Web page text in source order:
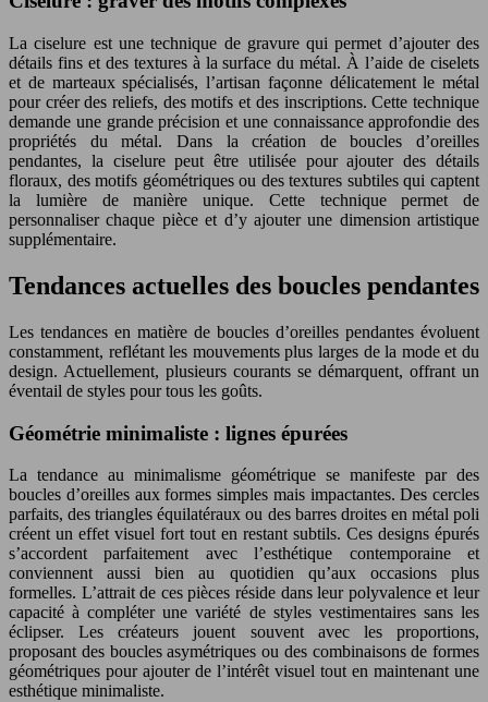
La ciselure est une technique de gravure qui permet d’ajouter des
détails fins et des textures à la surface du métal. À l’aide de ciselets
et de marteaux spécialisés, l’artisan façonne délicatement le métal
pour créer des reliefs, des motifs et des inscriptions. Cette technique
demande une grande précision et une connaissance approfondie des
propriétés du métal. Dans la création de boucles d’oreilles
pendantes, la ciselure peut être utilisée pour ajouter des détails
floraux, des motifs géométriques ou des textures subtiles qui captent
la lumière de manière unique. Cette technique permet de
personnaliser chaque pièce et d’y ajouter une dimension artistique
supplémentaire.
Tendances actuelles des boucles pendantes
Les tendances en matière de boucles d’oreilles pendantes évoluent
constamment, reflétant les mouvements plus larges de la mode et du
design. Actuellement, plusieurs courants se démarquent, offrant un
éventail de styles pour tous les goûts.
Géométrie minimaliste : lignes épurées
La tendance au minimalisme géométrique se manifeste par des
boucles d’oreilles aux formes simples mais impactantes. Des cercles
parfaits, des triangles équilatéraux ou des barres droites en métal poli
créent un effet visuel fort tout en restant subtils. Ces designs épurés
s’accordent parfaitement avec l’esthétique contemporaine et
conviennent aussi bien au quotidien qu’aux occasions plus
formelles. L’attrait de ces pièces réside dans leur polyvalence et leur
capacité à compléter une variété de styles vestimentaires sans les
éclipser. Les créateurs jouent souvent avec les proportions,
proposant des boucles asymétriques ou des combinaisons de formes
géométriques pour ajouter de l’intérêt visuel tout en maintenant une
esthétique minimaliste.